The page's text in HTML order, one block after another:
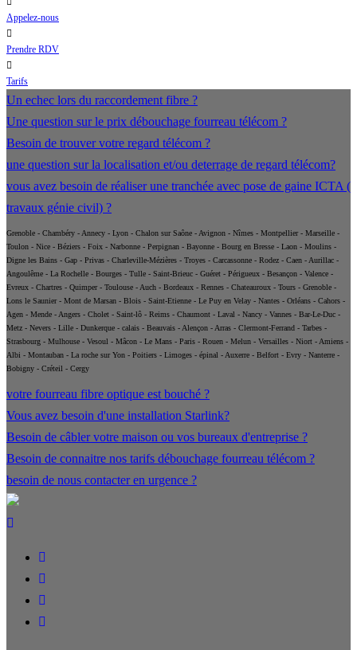
Appelez-nous
Prendre RDV
Tarifs
Un echec lors du raccordement fibre ?
Une question sur le prix débouchage fourreau télécom ?
Besoin de trouver votre regard télécom ?
une question sur la localisation et/ou deterrage de regard télécom?
vous avez besoin de réaliser une tranchée avec pose de gaine ICTA (
travaux génie civil) ?
Grenoble - Chambéry - Annecy - Lyon - Chalon sur Saône - Avignon - Nîmes - Montpellier - Marseille -
Toulon - Nice - Béziers - Foix - Narbonne - Perpignan - Bayonne - Bourg en Bresse - Laon - Moulins -
Digne les Bains - Gap - Privas - Charleville-Mézières - Troyes - Carcassonne - Rodez - Caen - Aurillac -
Angoulême - La Rochelle - Bourges - Tulle - Saint-Brieuc - Guéret - Périgueux - Besançon - Valence -
Evreux - Chartres - Quimper - Toulouse - Auch - Bordeaux - Rennes - Chateauroux - Tours - Grenoble -
Lons le Saunier - Mont de Marsan - Blois - Saint-Etienne - Le Puy en Velay - Nantes - Orléans - Cahors -
Agen - Mende - Angers - Cholet - Saint-lô - Reims - Chaumont - Laval - Nancy - Vannes - Bar-Le-Duc -
Metz - Nevers - Lille - Dunkerque - calais - Beauvais - Alençon - Arras - Clermont-Ferrand - Tarbes -
Strasbourg - Mulhouse - Vesoul - Mâcon - Le Mans - Paris - Rouen - Melun - Versailles - Niort - Amiens -
Albi - Montauban - La roche sur Yon - Poitiers - Limoges - épinal - Auxerre - Belfort - Evry - Nanterre -
Bobigny - Créteil - Cergy
votre fourreau fibre optique est bouché ?
Vous avez besoin d'une installation Starlink?
Besoin de câbler votre maison ou vos bureaux d'entreprise ?
Besoin de connaitre nos tarifs débouchage fourreau télécom ?
besoin de nous contacter en urgence ?